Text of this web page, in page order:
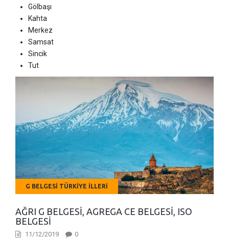
Gölbaşı
Kahta
Merkez
Samsat
Sincik
Tut
G BELGESI TÜRKIYE İLLERI
AĞRI G BELGESI, AGREGA CE BELGESI, ISO
BELGESI
11/12/2019 0